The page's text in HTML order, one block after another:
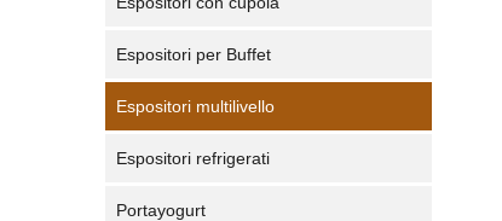
Espositori per Buffet
Espositori multilivello
Espositori refrigerati
Portayogurt